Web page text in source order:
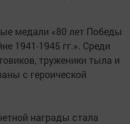
медали «80 лет Победы
1941-1945 гг.». Среди
труженики тыла и
с героической
награды стала